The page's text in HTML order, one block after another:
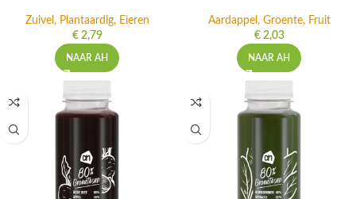
Zuivel, Plantaardig, Eieren
€2,79
NAAR AH
Aardappel, Groente, Fruit
€2,03
NAAR AH